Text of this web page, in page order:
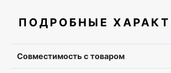
ПОДРОБНЫЕ
Совместимость с товаром